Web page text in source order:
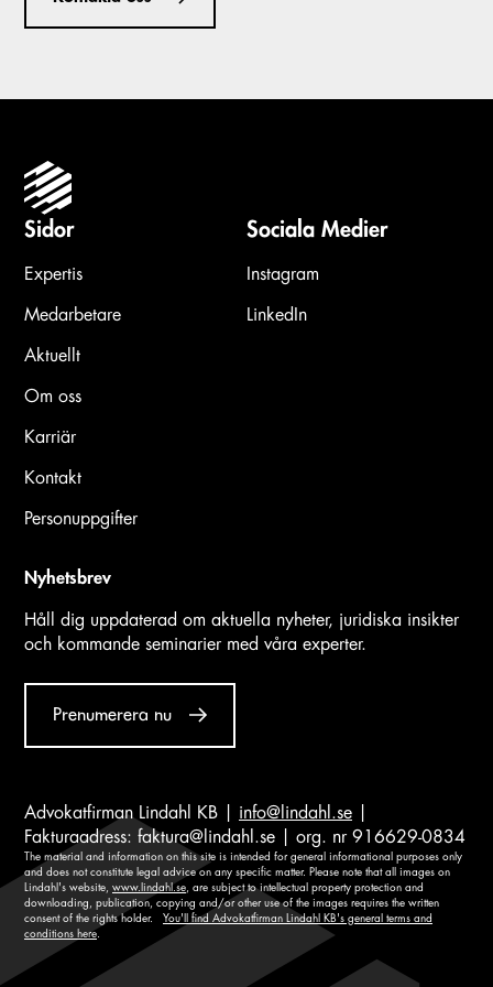
Sidor
Expertis
Medarbetare
Aktuellt
Om oss
Karriär
Kontakt
Personuppgifter
Sociala Medier
Instagram
LinkedIn
Nyhetsbrev
Håll dig uppdaterad om aktuella nyheter, juridiska insikter
och kommande seminarier med våra experter.
Prenumerera nu
Advokatfirman Lindahl KB | info@lindahl.se
Fakturaadress: faktura@lindahl.se | org. nr 916629-0834
The material and information on this site is intended for general informational purposes only
and does not constitute legal advice on any specific matter. Please note that all images on
Lindahl's website, www.lindahl.se , are subject to intellectual property protection and
downloading, publication, copying and/or other use of the images requires the written
consent of the rights holder. You'll find Advokatfirman Lindahl KB's general terms and
conditions here